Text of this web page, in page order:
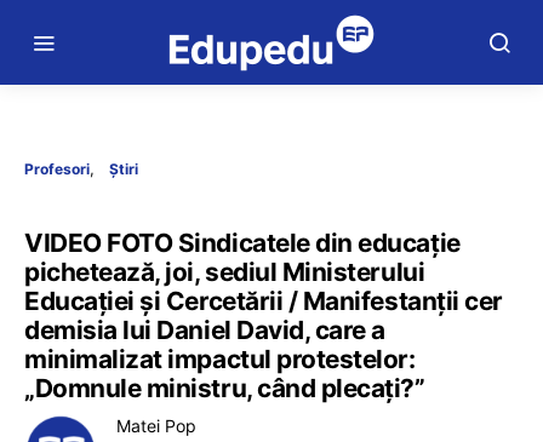
Profesori Știri
VIDEO FOTO Sindicatele din educație
pichetează, joi, sediul Ministerului
Educației și Cercetării / Manifestanții cer
demisia lui Daniel David, care a
minimalizat impactul protestelor:
„Domnule ministru, când plecați?”
Matei Pop